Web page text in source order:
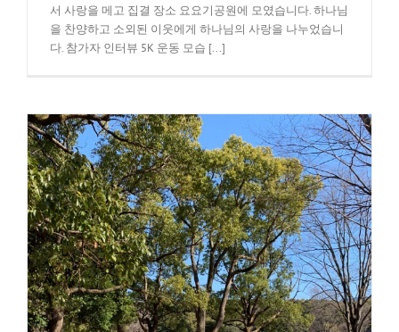
서 사랑을 메고 집결 장소 요요기공원에 모였습니다. 하나님
을 찬양하고 소외된 이웃에게 하나님의 사랑을 나누었습니
다. 참가자 인터뷰 5K 운동 모습 [...]